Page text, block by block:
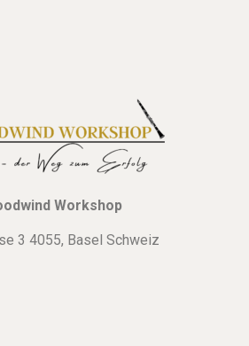
Workshop
3 4055, Basel Schweiz